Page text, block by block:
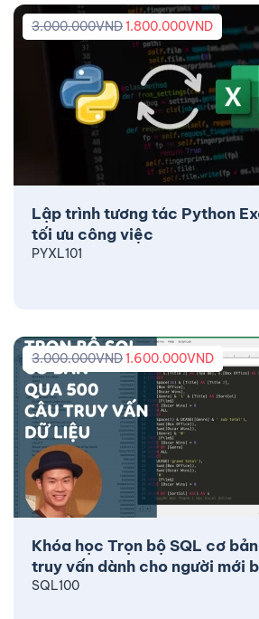
Lập trình tương tác Python
tối ưu công việc
3.000.000VND1.800.000VND
PYXL101
Khóa học Trọn bộ SQL cơ
truy vấn dành cho người mới
3.000.000VND1.600.000VND
SQL100